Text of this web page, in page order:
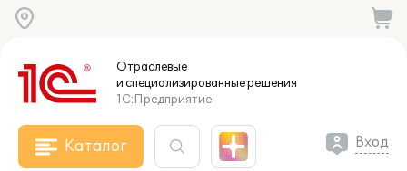
Отраслевые
и специализированныерешения
1С:Предприятие
Каталог Вход